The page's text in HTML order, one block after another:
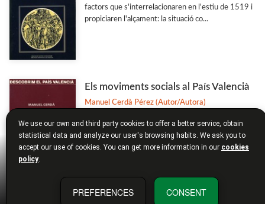
factors que s'interrelacionaren en l'estiu de 1519 i
propiciaren l'alçament: la situació co...
Els moviments socials al País Valencià
Manuel Cerdà Pérez (Autor/Autora)
l'oposició àrab, fins a les lluites del moviment obrer
en l'època franquista, passant pe...
We use our own and third party cookies to offer a better service, obtain
statistical data and analyze our user's browsing habits. We ask you to
accept our use of cookies. You can get more information in our cookies
policy.
PREFERENCES CONSENT